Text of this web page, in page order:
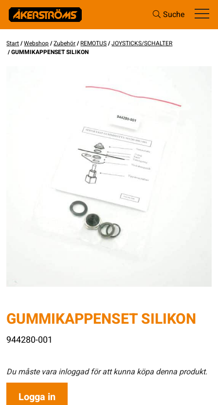
Suche
Start/Webshop/Zubehör/REMOTUS/JOYSTICKS/SCHALTER
/ GUMMIKAPPENSET SILIKON
GUMMIKAPPENSET SILIKON
944280-001
Du måste vara inloggad för att kunna köpa denna produkt.
Logga in